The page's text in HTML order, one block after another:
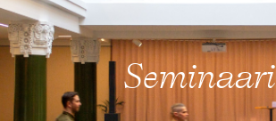
Yksityistilaisuudet
Juhlat
Sofian ravintolatSeminaari